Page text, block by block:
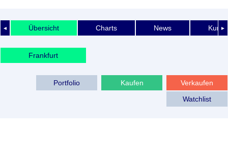
◄ ►
Übersicht Charts News
Frankfurt
Verkaufen
Kaufen
Portfolio
Watchlist